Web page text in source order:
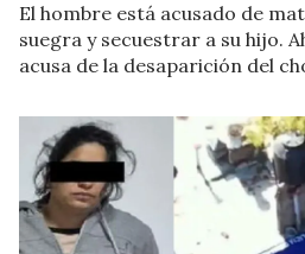
El hombre está acusado de
suegra y secuestrar a su hijo.
acusa de la desaparición del